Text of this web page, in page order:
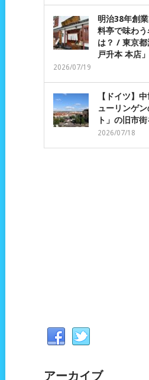
明治38年創
料亭で味わ
は？ / 東京
戸升本 本店」
2026/07/19
【ドイツ】
ューリンゲ
ト」の旧市街
2026/07/18
アーカイブ